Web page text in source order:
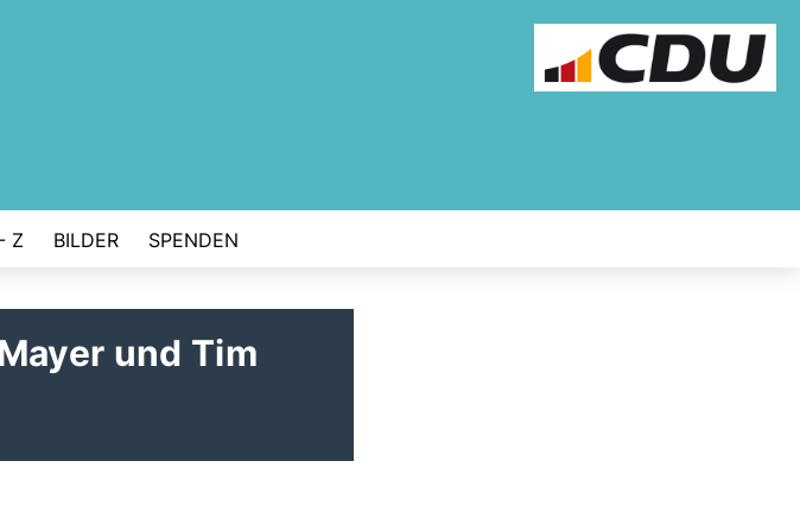
Z BILDER SPENDEN
und Tim